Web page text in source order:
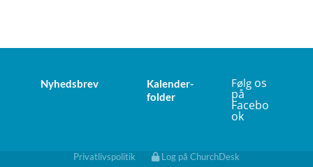
Nyhedsbrev
Kalender-
folder
Følgos
på
Facebo
ok
Privatlivspolitik Log på ChurchDesk